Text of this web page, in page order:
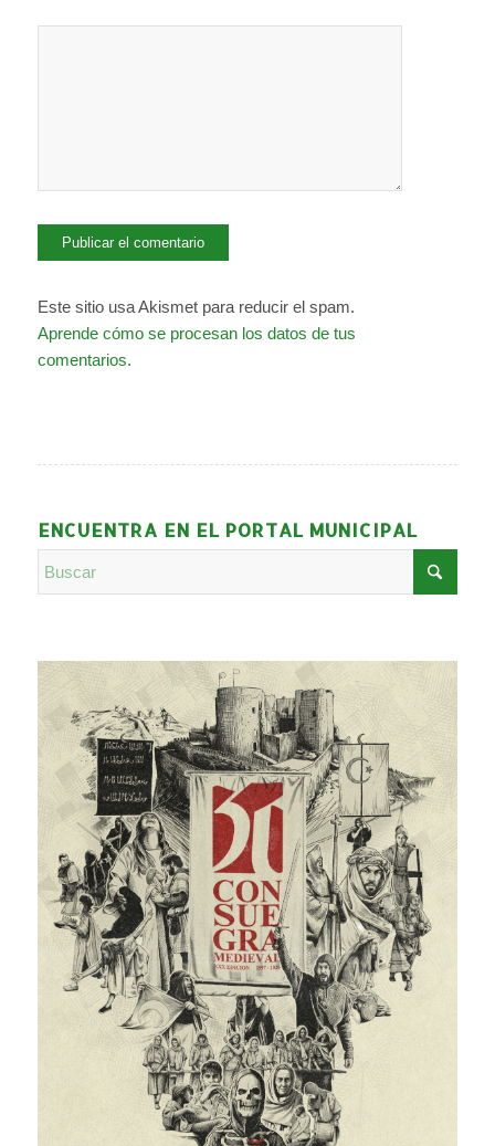
Este sitio usa Akismet para reducir el spam.
Aprende cómo se procesan los datos de tus
comentarios.
ENCUENTRA EN EL PORTAL MUNICIPAL